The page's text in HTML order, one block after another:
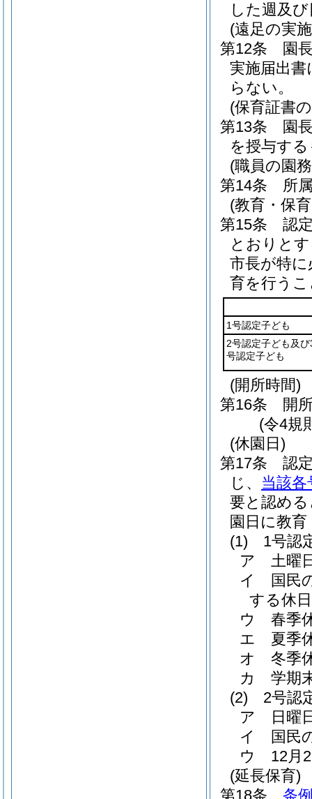
した週及
(遠足の実
第12条
園
実施届出
らない。
(保育証書
第13条
園
を授与す
(職員の園
第14条
所
(教育・保
第15条
認
とおりと
市長が特
育を行う
1号認定子ども
2号認定子ども及び
号認定子ども
(開所時間)
第16条
開
(令4規
(休園日)
第17条
認
じ、 当該各
要と認め
園日に教
(1)
1号認
ア
土曜
イ
国民
する休日
ウ
春季
エ
夏季
オ
冬季
カ
学期
(2)
2号認
ア
日曜
イ
国民
ウ
12月
(延長保育)
第18条
条